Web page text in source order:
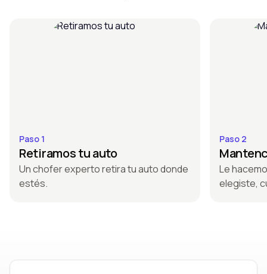
Paso 1
Retiramos tu auto
Un chofer experto retira tu auto donde
estés.
Paso 2
Le
elegiste,